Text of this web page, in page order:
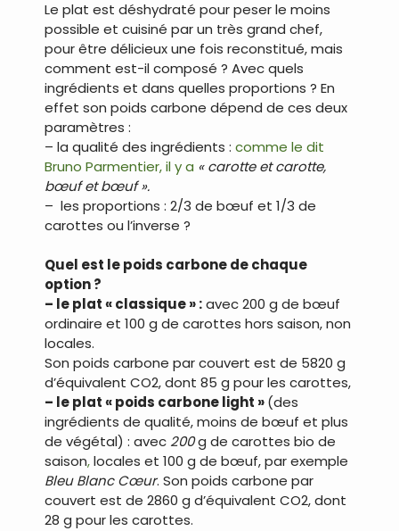
Le plat est déshydraté pour peser le moins
possible et cuisiné par un très grand chef,
pour être délicieux une fois reconstitué, mais
comment est-il composé ? Avec quels
ingrédients et dans quelles proportions ? En
effet son poids carbone dépend de ces deux
paramètres :
– la qualité des ingrédients : comme le dit
Bruno Parmentier, il y a « carotte et carotte,
bœuf et bœuf ».
– les proportions : 2/3 de bœuf et 1/3 de
carottes ou l’inverse ?
Quel est le poids carbone de chaque
option ?
– le plat « classique » :avec 200 g de bœuf
ordinaire et 100 g de carottes hors saison, non
locales.
Son poids carbone par couvert est de 5820 g
d’équivalent CO2, dont 85 g pour les carottes,
– le plat « poids carbone light »(des
ingrédients de qualité, moins de bœuf et plus
de végétal) : avec 200g de carottes bio de
saison,locales et 100 g de bœuf, par exemple
Bleu Blanc Cœur. Son poids carbone par
couvert est de 2860 g d’équivalent CO2, dont
28 g pour les carottes.